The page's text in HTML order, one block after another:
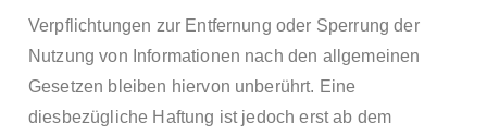
Verpflichtungen zur Entfernung oder Sperrung der
Nutzung von Informationen nach den allgemeinen
Gesetzen bleiben hiervon unberührt. Eine
diesbezügliche Haftung ist jedoch erst ab dem